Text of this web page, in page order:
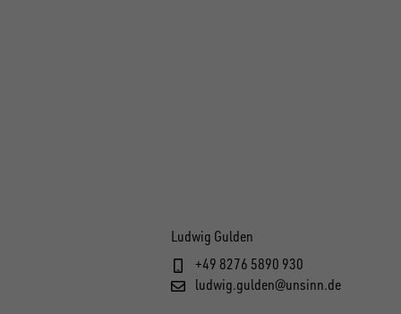
Ludwig Gulden
+49 8276 5890 930
ludwig.gulden@unsinn.de